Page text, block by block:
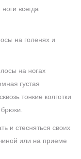
всегда
на голенях и
на ногах
густая
тонкие колготки
и стесняться своих
или на приеме